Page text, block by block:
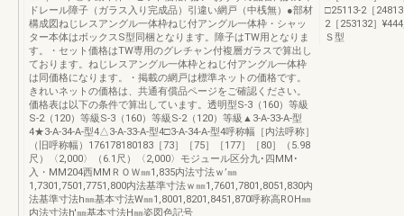
ドレール障子（ガラス入り完成品）引違い網戸（中桟無）●部材
構成図ねじレスアングル一体枠ねじ付アングル一体枠・シャッ
ター本体はボックスS型同梱となります。障子はTW用となりま
す。・セット価格はTW専用のグレチャン付複層ガラスで算出し
ております。ねじレスアングル一体枠とねじ付アングル一体枠
は同価格になります。・掲載の網戸は標準ネットの価格です。
きれいネットの価格は、共通有償品ページをご確認ください。
価格表は以下の条件で算出しています。透明型S-3（160）等級
S-2（120）等級S-3（160）等級S-2（120）等級▲3-A-33-A-型
4★3-A-34-A-型4△3-A-33-A-型4□3-A-34-A-型4呼称幅［内法呼称］
（旧呼称幅）176178180183［73］［75］［177］［80］（5.98
尺）〈2,000〉（6.1尺）〈2,000〉モジュール区分九･四MM･
入・MM204西MMＲＯＷ㎜1,835内法寸法ｗ’㎜
1,7301,7501,7751,800内法基準寸法ｗ㎜1,7601,7801,8051,830内
法基準寸法h㎜基本寸法W㎜1,8001,8201,8451,870呼称高ROH㎜
内法寸法h'㎜基本寸法H㎜姿図色記号
□25113-2［
2［253132］
Ｓ型